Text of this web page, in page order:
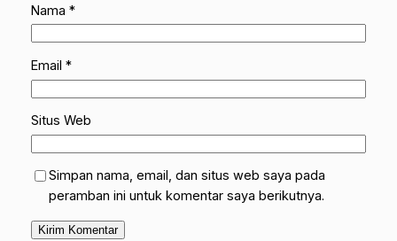
Nama *
Email *
Situs Web
Simpan nama, email, dan situs web saya pada
peramban ini untuk komentar saya berikutnya.